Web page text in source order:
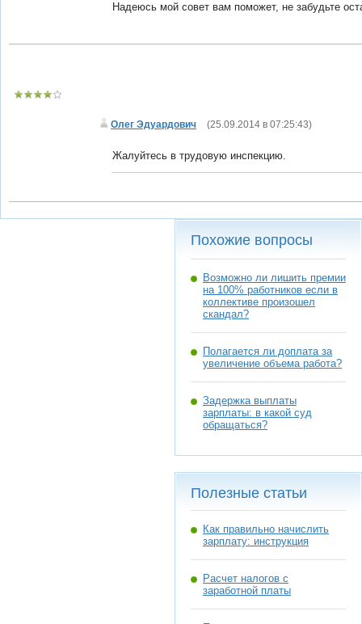
Надеюсь мой совет вам поможет, не забудьте
Олег Эдуардович (25.09.2014 в 07:25:43)
Жалуйтесь в трудовую инспекцию.
Похожие вопросы
Возможно ли лишить премии
на 100% работников если в
коллективе произошел
скандал?
Полагается ли доплата за
увеличение объема работа?
Задержка выплаты
зарплаты: в какой суд
обращаться?
Полезные статьи
Как правильно начислить
зарплату: инструкция
Расчет налогов с
заработной платы